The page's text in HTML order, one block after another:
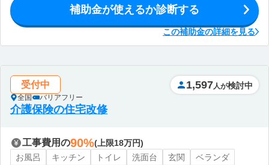
補助金が使えるか診断する
この補助金の詳細を見る
受付中
全国 バリアフリー
1,597 人が検討中
介護保険の住宅改修
工事費用の90%(上限18万円)
お風呂
キッチン トイレ 洗面台 玄関
ベランダ